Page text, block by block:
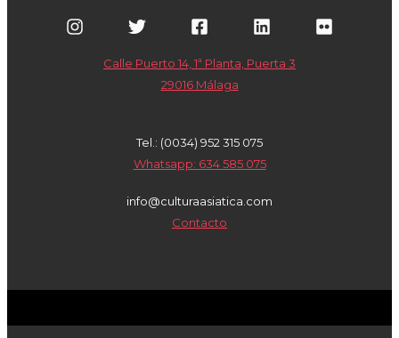
Calle Puerto 14, 1ª Planta, Puerta 3
29016 Málaga
Tel.: (0034) 952 315 075
Whatsapp: 634 585 075
info@culturaasiatica.com
Contacto